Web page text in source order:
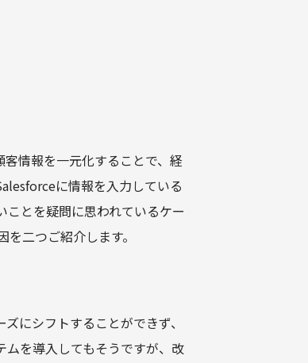
情報を一元化することで、経
に情報を入力している
とを疑問に思われているケー
二つご紹介します。
にシフトすることができず、
を導入してもそうですが、改